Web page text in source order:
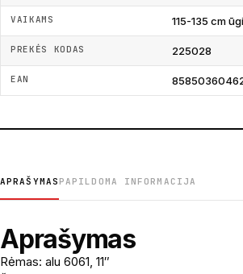
VAIKAMS 115-135 cm
PREKĖS KODAS 225028
EAN
APRAŠYMAS PAPILDOMA INFORMACIJA
Aprašymas
Rėmas: alu 6061, 11″